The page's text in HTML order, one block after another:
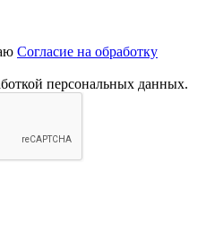
Согласие на обработку
персональных данных.